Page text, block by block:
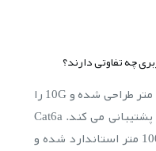
Cat6 برای 250MHz و 1GbE تا 100 متر طراحی شده و 10G را
فقط در طول های محدود و مشروط پشتیبانی می کند. Cat6a
برای 500MHz و 10GBASE-T تا 100 متر استاندارد شده و